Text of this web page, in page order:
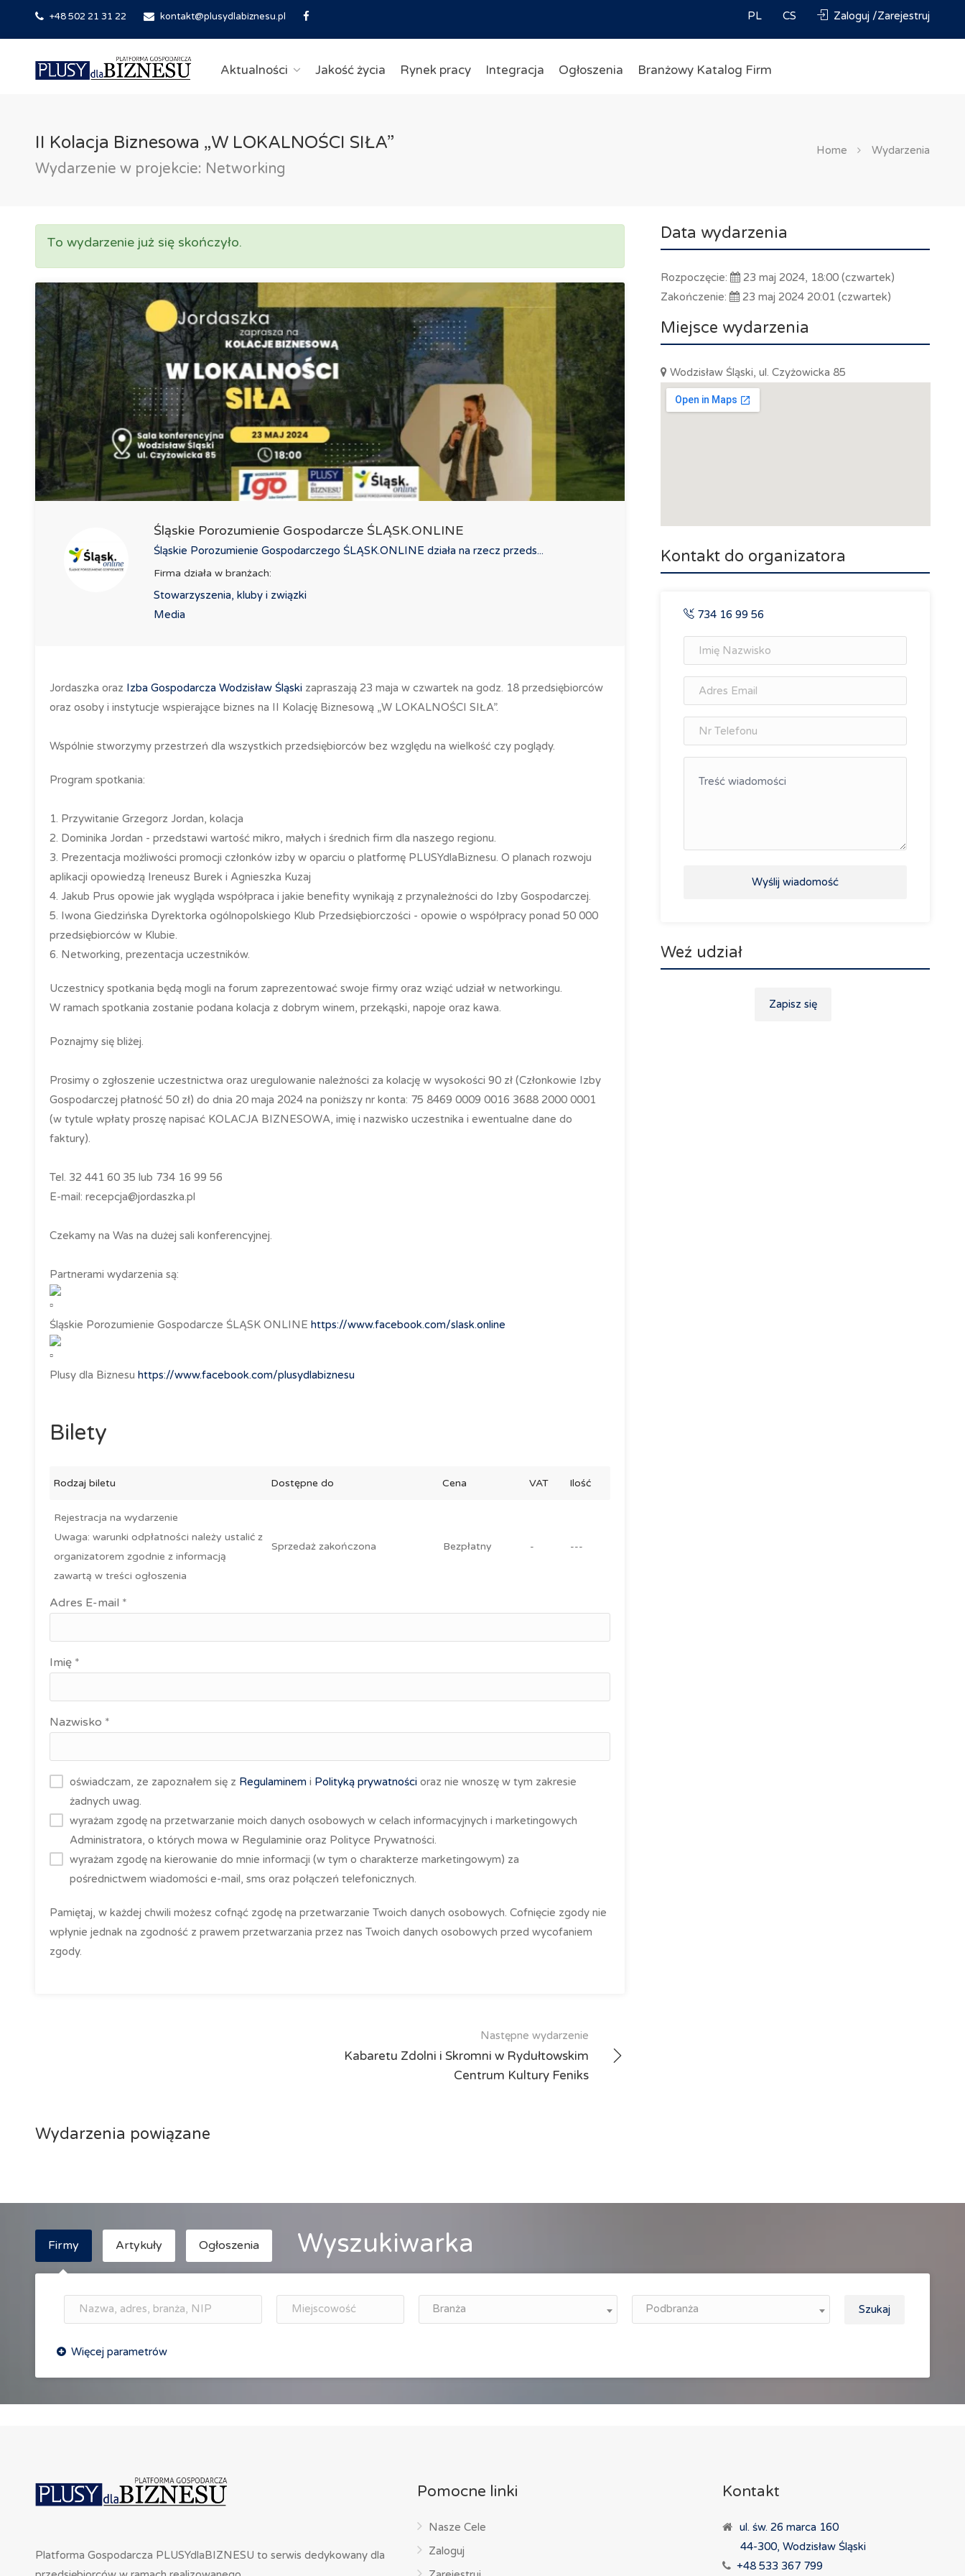
+48 502 21 31 22 kontakt@plusydlabiznesu.pl PL CS Zaloguj /Zarejestruj
Aktualności Jakość życia Rynek pracy Integracja Ogłoszenia Branżowy Katalog Firm
II Kolacja Biznesowa „W LOKALNOŚCI SIŁA”
Wydarzenie w projekcie: Networking
Home Wydarzenia
To wydarzenie już się skończyło.
Śląskie Porozumienie Gospodarcze ŚLĄSK.ONLINE
Śląskie Porozumienie Gospodarczego ŚLĄSK.ONLINE działa na rzecz przeds...
Firma działa w branżach:
Stowarzyszenia, kluby i związki
Media
Jordaszka oraz Izba Gospodarcza Wodzisław Śląskizapraszają 23 maja w czwartek na godz. 18 przedsiębiorców
oraz osoby i instytucje wspierające biznes na II Kolację Biznesową „W LOKALNOŚCI SIŁA”.
Wspólnie stworzymy przestrzeń dla wszystkich przedsiębiorców bez względu na wielkość czy poglądy.
Program spotkania:
1. Przywitanie Grzegorz Jordan, kolacja
2. Dominika Jordan - przedstawi wartość mikro, małych i średnich firm dla naszego regionu.
3. Prezentacja możliwości promocji członków izby w oparciu o platformę PLUSYdlaBiznesu. O planach rozwoju
aplikacji opowiedzą Ireneusz Burek i Agnieszka Kuzaj
4. Jakub Prus opowie jak wygląda współpraca i jakie benefity wynikają z przynależności do Izby Gospodarczej.
5. Iwona Giedzińska Dyrektorka ogólnopolskiego Klub Przedsiębiorczości - opowie o współpracy ponad 50 000
przedsiębiorców w Klubie.
6. Networking, prezentacja uczestników.
Uczestnicy spotkania będą mogli na forum zaprezentować swoje firmy oraz wziąć udział w networkingu.
W ramach spotkania zostanie podana kolacja z dobrym winem, przekąski, napoje oraz kawa.
Poznajmy się bliżej.
Prosimy o zgłoszenie uczestnictwa oraz uregulowanie należności za kolację w wysokości 90 zł (Członkowie Izby
Gospodarczej płatność 50 zł) do dnia 20 maja 2024 na poniższy nr konta: 75 8469 0009 0016 3688 2000 0001
(w tytule wpłaty proszę napisać KOLACJA BIZNESOWA, imię i nazwisko uczestnika i ewentualne dane do
faktury).
Tel. 32 441 60 35 lub 734 16 99 56
E-mail: recepcja@jordaszka.pl
Czekamy na Was na dużej sali konferencyjnej.
Partnerami wydarzenia są:
Śląskie Porozumienie Gospodarcze ŚLĄSK ONLINE https://www.facebook.com/slask.online
Plusy dla Biznesu https://www.facebook.com/plusydlabiznesu
Bilety
Rodzaj biletu Dostępne do Cena VAT Ilość
Rejestracja na wydarzenie
Uwaga: warunki odpłatności należy ustalić z
organizatorem zgodnie z informacją
zawartą w treści ogłoszenia
Sprzedaż zakończona Bezpłatny - ---
Adres E-mail *
Imię *
Nazwisko *
oświadczam, ze zapoznałem się z Regulaminem i Polityką prywatnościoraz nie wnoszę w tym zakresie
żadnych uwag.
wyrażam zgodę na przetwarzanie moich danych osobowych w celach informacyjnych i marketingowych
Administratora, o których mowa w Regulaminie oraz Polityce Prywatności.
wyrażam zgodę na kierowanie do mnie informacji (w tym o charakterze marketingowym) za
pośrednictwem wiadomości e-mail, sms oraz połączeń telefonicznych.
Pamiętaj, w każdej chwili możesz cofnąć zgodę na przetwarzanie Twoich danych osobowych. Cofnięcie zgody nie
wpłynie jednak na zgodność z prawem przetwarzania przez nas Twoich danych osobowych przed wycofaniem
zgody.
Następne wydarzenie
Kabaretu Zdolni i Skromni w Rydułtowskim
Centrum Kultury Feniks
Wydarzenia powiązane
Data wydarzenia
Rozpoczęcie:
23 maj 2024, 18:00 (czwartek)
Zakończenie:
23 maj 2024 20:01 (czwartek)
Miejsce wydarzenia
Wodzisław Śląski, ul. Czyżowicka 85
Kontakt do organizatora
734 16 99 56
Wyślij wiadomość
Weź udział
Zapisz się
Firmy Artykuły Ogłoszenia Wyszukiwarka
Branża Podbranża Szukaj
Platforma Gospodarcza PLUSYdlaBIZNESU to serwis dedykowany dla
Pomocne linki
Nasze Cele
Zaloguj
Kontakt
ul. św. 26 marca 160
44-300, Wodzisław Śląski
+48 533 367 799